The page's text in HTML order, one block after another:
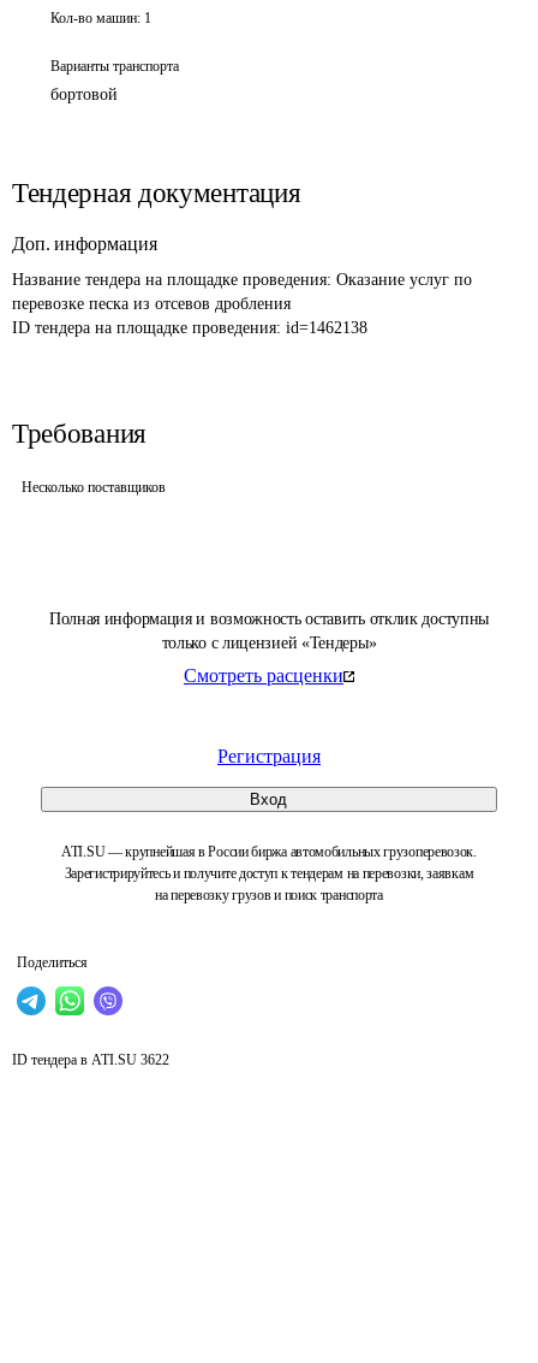
Полная информация и возможность оставить отклик доступны
только с лицензией «Тендеры»
Смотреть расценки
Регистрация
Вход
ATI.SU — крупнейшая в России биржа автомобильных грузоперевозок.
Зарегистрируйтесь и получите доступ к тендерам на перевозки, заявкам
на перевозку грузов и поиск транспорта
Поделиться
Кол-во машин: 1
Варианты транспорта
бортовой
Тендерная документация
Доп. информация
Название тендера на площадке проведения: Оказание услуг по
перевозке песка из отсевов дробления
ID тендера на площадке проведения: id=1462138
Требования
Несколько поставщиков
ID тендера в ATI.SU 3622